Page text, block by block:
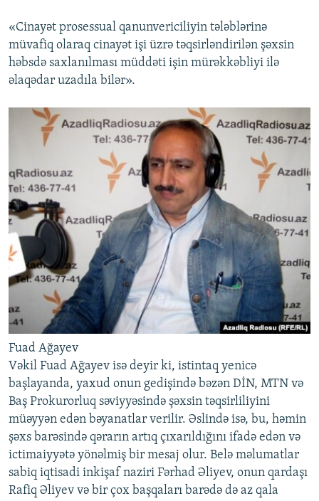
«Cinayət prosessual qanunvericiliyin tələblərinə
müvafiq olaraq cinayət işi üzrə təqsirləndirilən şəxsin
həbsdə saxlanılması müddəti işin mürəkkəbliyi ilə
əlaqədar uzadıla bilər».
Fuad Ağayev
Vəkil Fuad Ağayev isə deyir ki, istintaq yenicə
başlayanda, yaxud onun gedişində bəzən DİN, MTN və
Baş Prokurorluq səviyyəsində şəxsin təqsirliliyini
müəyyən edən bəyanatlar verilir. Əslində isə, bu, həmin
şəxs barəsində qərarın artıq çıxarıldığını ifadə edən və
ictimaiyyətə yönəlmiş bir mesaj olur. Belə məlumatlar
sabiq iqtisadi inkişaf naziri Fərhad Əliyev, onun qardaşı
Rafiq Əliyev və bir çox başqaları barədə də az qala